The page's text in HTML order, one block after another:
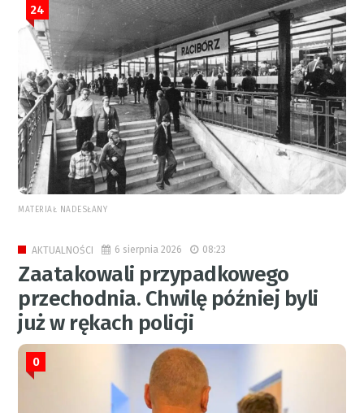
24
MATERIAŁ NADESŁANY
AKTUALNOŚCI 6 sierpnia 2026 08:23
Zaatakowali przypadkowego
przechodnia. Chwilę później byli
już w rękach policji
0